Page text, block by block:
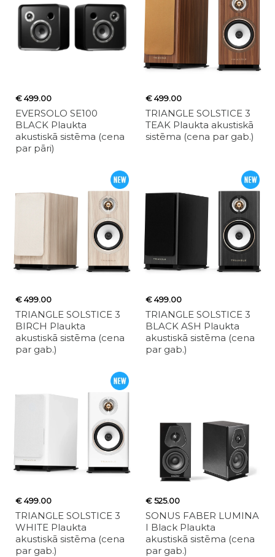
€ 499.00
EVERSOLO SE100
BLACK Plaukta
akustiskā sistēma (cena
par pāri)
€ 499.00
TRIANGLE SOLSTICE 3
TEAK Plaukta akustiskā
sistēma (cena par gab.)
€ 499.00
TRIANGLE SOLSTICE 3
BIRCH Plaukta
akustiskā sistēma (cena
par gab.)
€ 499.00
TRIANGLE SOLSTICE 3
BLACK ASH Plaukta
akustiskā sistēma (cena
par gab.)
€ 499.00
TRIANGLE SOLSTICE 3
WHITE Plaukta
akustiskā sistēma (cena
par gab.)
€ 525.00
SONUS FABER LUMINA
I Black Plaukta
akustiskā sistēma (cena
par gab.)